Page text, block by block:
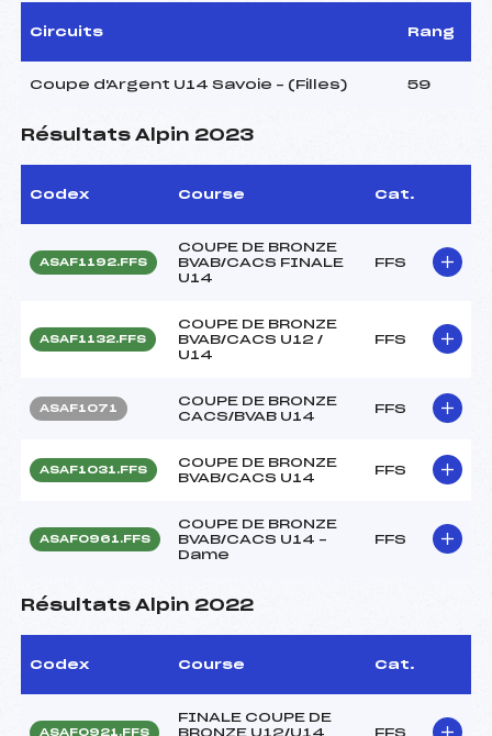
Circuits Rang
Coupe d'Argent U14 Savoie – (Filles) 59
Résultats Alpin 2023
Codex Course Cat.
ASAF1192.FFS
COUPE DE BRONZE
BVAB/CACS FINALE
U14
FFS
ASAF1132.FFS
COUPE DE BRONZE
BVAB/CACS U12 /
U14
FFS
ASAF1071
COUPE DE BRONZE
CACS/BVAB U14
FFS
ASAF1031.FFS
COUPE DE BRONZE
BVAB/CACS U14
FFS
ASAF0961.FFS
COUPE DE BRONZE
BVAB/CACS U14 –
Dame
FFS
Résultats Alpin 2022
Codex Course Cat.
ASAF0921.FFS
FINALE COUPE DE
BRONZE U12/U14
FFS